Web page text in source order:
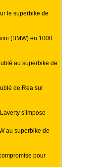
le superbike de
(BMW) en 1000
au superbike de
de Rea sur
s’impose
au superbike de
pour